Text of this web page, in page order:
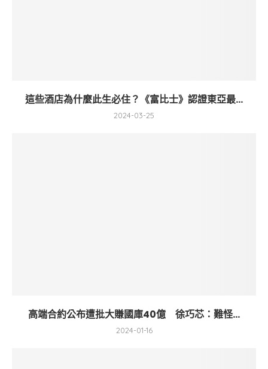
這些酒店為什麼此生必住？《富比士》認證東亞最...
2024-03-25
高端合約公布遭批大賺國庫40億 徐巧芯：難怪...
2024-01-16